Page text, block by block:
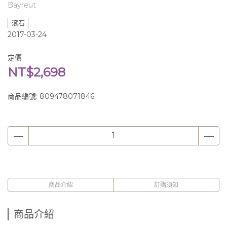
Bayreut
滾石
2017-03-24
定價
NT$2,698
商品編號: 809478071846
商品介紹 訂購須知
商品介紹